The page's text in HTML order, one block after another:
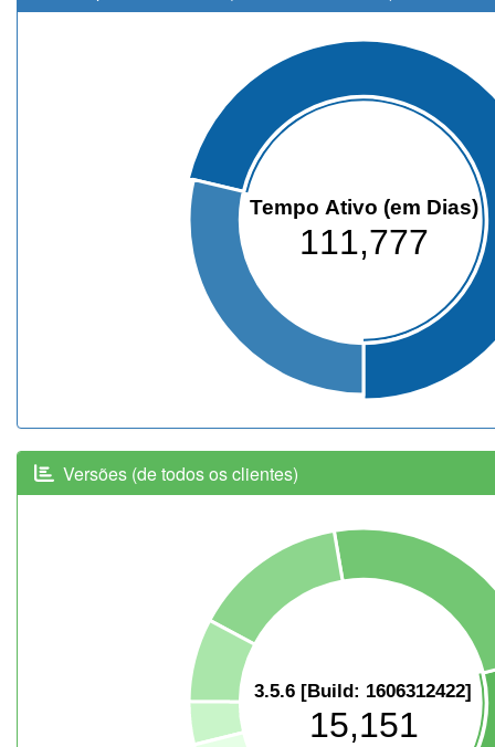
Tempo Ativo (em Dias)
111,777
Versões (de todos os clientes)
3.5.6 [Build: 1606312422]
15,151